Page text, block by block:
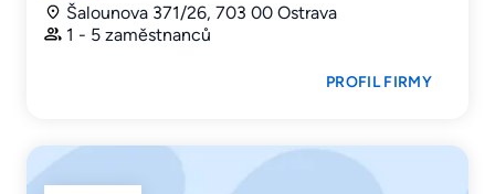
Šalounova 371/26, 703 00 Ostrava
1 - 5 zaměstnanců
PROFIL FIRMY